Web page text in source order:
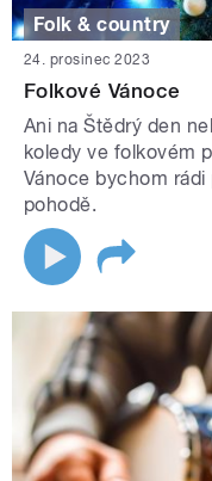
Folk & country
24. prosinec 2023
Folkové Vánoce
Ani na Štědrý den
koledy ve folkovém
Vánoce bychom
pohodě.